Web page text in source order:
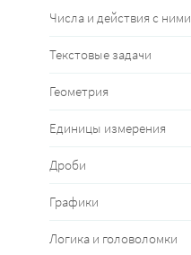
Числа и действия с ними
Текстовые задачи
Геометрия
Единицы измерения
Дроби
Графики
Логика и головоломки